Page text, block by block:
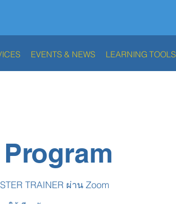
EVENTS & NEWS LEARNING TOOLS
TRAINER ผ่าน Zoom